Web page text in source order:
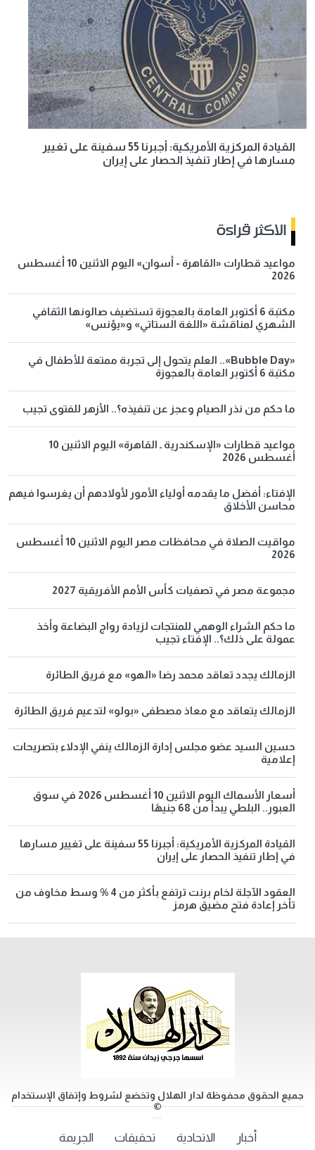
القيادة المركزية الأمريكية: أجبرنا 55 سفينة على تغيير
مسارها في إطار تنفيذ الحصار على إيران
الاكثر قراءة
مواعيد قطارات «القاهرة - أسوان» اليوم الاثنين 10 أغسطس
2026
مكتبة 6 أكتوبر العامة بالعجوزة تستضيف صالونها الثقافي
الشهري لمناقشة «اللغة الستاتي» و«يؤنس»
«Bubble Day».. العلم يتحول إلى تجربة ممتعة للأطفال في
مكتبة 6 أكتوبر العامة بالعجوزة
ما حكم من نذر الصيام وعجز عن تنفيذه؟.. الأزهر للفتوى تجيب
مواعيد قطارات «الإسكندرية ـ القاهرة» اليوم الاثنين 10
أغسطس 2026
الإفتاء: أفضل ما يقدمه أولياء الأمور لأولادهم أن يغرسوا فيهم
محاسن الأخلاق
مواقيت الصلاة في محافظات مصر اليوم الاثنين 10 أغسطس
2026
مجموعة مصر في تصفيات كأس الأمم الأفريقية 2027
ما حكم الشراء الوهمي للمنتجات لزيادة رواج البضاعة وأخذ
عمولة على ذلك؟.. الإفتاء تجيب
الزمالك يجدد تعاقد محمد رضا «الهو» مع فريق الطائرة
الزمالك يتعاقد مع معاذ مصطفى «بولو» لتدعيم فريق الطائرة
حسين السيد عضو مجلس إدارة الزمالك ينفي الإدلاء بتصريحات
إعلامية
أسعار الأسماك اليوم الاثنين 10 أغسطس 2026 في سوق
العبور.. البلطي يبدأ من 68 جنيهًا
القيادة المركزية الأمريكية: أجبرنا 55 سفينة على تغيير مسارها
في إطار تنفيذ الحصار على إيران
العقود الآجلة لخام برنت ترتفع بأكثر من 4 % وسط مخاوف من
تأخر إعادة فتح مضيق هرمز
جميع الحقوق محفوظة لدار الهلال وتخضع لشروط وإتفاق الإستخدام
©
أخبار الاتحادية تحقيقات
الجريمة